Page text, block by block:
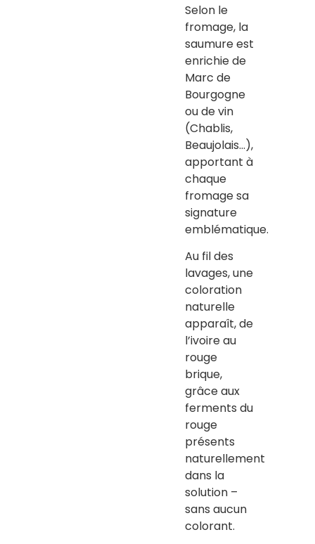
Selon le
fromage, la
saumure est
enrichie de
Marc de
Bourgogne
ou de vin
(Chablis,
Beaujolais…),
apportant à
chaque
fromage sa
signature
emblématique.
Au fil des
lavages, une
coloration
naturelle
apparaît, de
l’ivoire au
rouge
brique,
grâce aux
ferments du
rouge
présents
naturellement
dans la
solution –
sans aucun
colorant.